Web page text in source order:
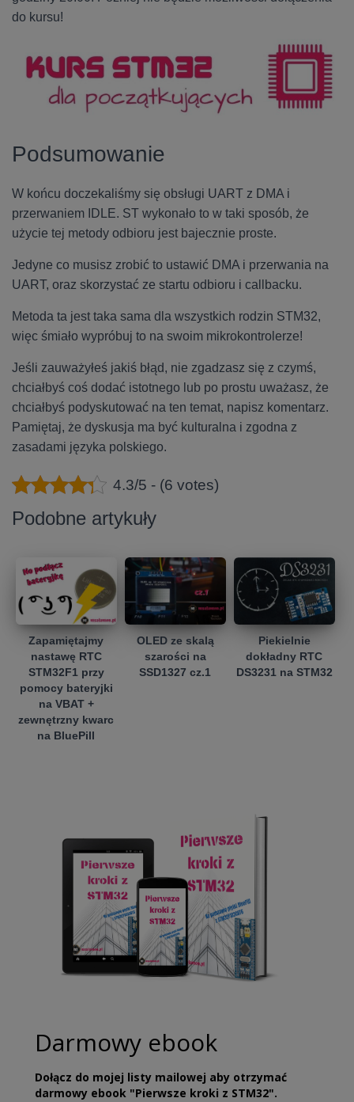
do kursu!
Podsumowanie
W końcu doczekaliśmy się obsługi UART z DMA i
przerwaniem IDLE. ST wykonało to w taki sposób, że
użycie tej metody odbioru jest bajecznie proste.
Jedyne co musisz zrobić to ustawić DMA i przerwania na
UART, oraz skorzystać ze startu odbioru i callbacku.
Metoda ta jest taka sama dla wszystkich rodzin STM32,
więc śmiało wypróbuj to na swoim mikrokontrolerze!
Jeśli zauważyłeś jakiś błąd, nie zgadzasz się z czymś,
chciałbyś coś dodać istotnego lub po prostu uważasz, że
chciałbyś podyskutować na ten temat, napisz komentarz.
Pamiętaj, że dyskusja ma być kulturalna i zgodna z
zasadami języka polskiego.
4.3/5 - (6 votes)
Podobne artykuły
Zapamiętajmy
nastawę RTC
STM32F1 przy
pomocy bateryjki
na VBAT +
zewnętrzny kwarc
na BluePill
OLED ze skalą
szarości na
SSD1327 cz.1
Piekielnie
dokładny RTC
DS3231 na STM32
Darmowy ebook
Dołącz do mojej listy mailowej aby otrzymać
darmowy ebook "Pierwsze kroki z STM32".